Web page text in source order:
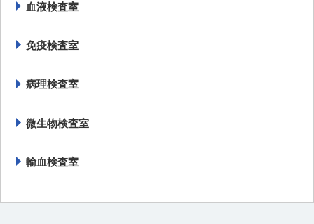
血液検査室
免疫検査室
病理検査室
微生物検査室
輸血検査室